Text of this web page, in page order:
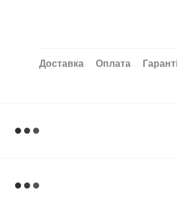
Доставка Оплата